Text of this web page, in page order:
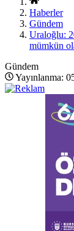
Haberler
Gündem
Uraloğlu:
mümkün
Gündem
Yayınlanma: